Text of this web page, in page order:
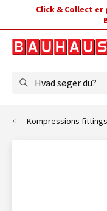
Click & Collect
Hvad søger du?
Kompressions fittings